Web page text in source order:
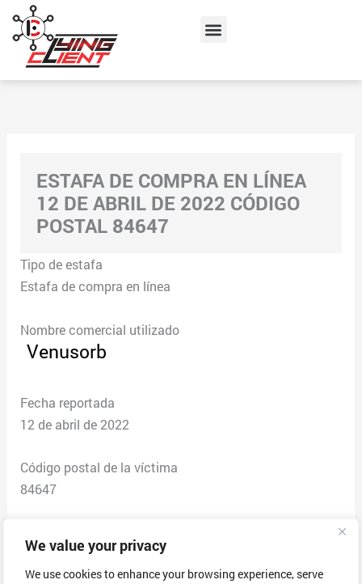
We value your privacy
We use cookies to enhance your browsing experience, serve
content
Menu
ESTAFA DE COMPRA EN LÍNEA
12 DE ABRIL DE 2022 CÓDIGO
POSTAL 84647
Tipo de estafa
Estafa de compra en línea
Nombre comercial utilizado
Venusorb
Fecha reportada
12 de abril de 2022
Código postal de la víctima
84647
$12.50